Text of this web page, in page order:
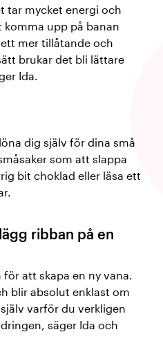
tar mycket energi och
upp på banan
mer tillåtande och
brukar det bli lättare
Ida.
dig själv för dina små
som att slappa
bit choklad eller läsa ett
ribban på en
att skapa en ny vana.
blir absolut enklast om
varför du verkligen
säger Ida och